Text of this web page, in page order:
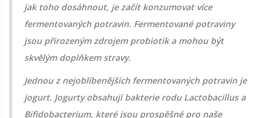
jak toho dosáhnout, je začít konzumovat více
fermentovaných potravin. Fermentované potraviny
jsou přirozeným zdrojem probiotik a mohou být
skvělým doplňkem stravy.
Jednou z nejoblíbenějších fermentovaných potravin je
jogurt. Jogurty obsahují bakterie rodu Lactobacillus a
Bifidobacterium, které jsou prospěšné pro naše